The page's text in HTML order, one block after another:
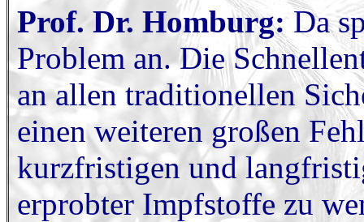
Prof. Dr. Homburg:Da
Problem an. Die
an allen traditionellen
einen weiteren großen
kurzfristigen und
erprobter Impfstoffe zu